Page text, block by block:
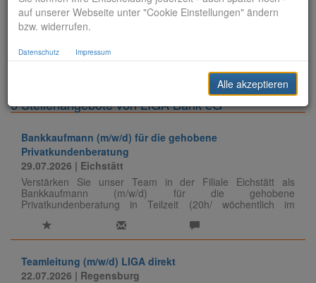
Produktionsbank
Sonstiges
6 Stellenangebote von LIGA Bank eG
Bankkaufmann (m/w/d) für die gehobene
Privatkundenberatung
29.07.2026 | Eichstätt
Verstärken Sie unser Team in der Filiale Eichstätt als
Bankkaufmann (m/w/d) für die gehobene
Privatkundenberatung in Teilzeit (20h/ wöchentlich im
Teamleitung (m/w/d) LIGA direkt
22.07.2026 | Regensburg
auf unserer Webseite unter "Cookie Einstellungen" ändern
bzw. widerrufen.
Datenschutz Impressum
Alle akzeptieren